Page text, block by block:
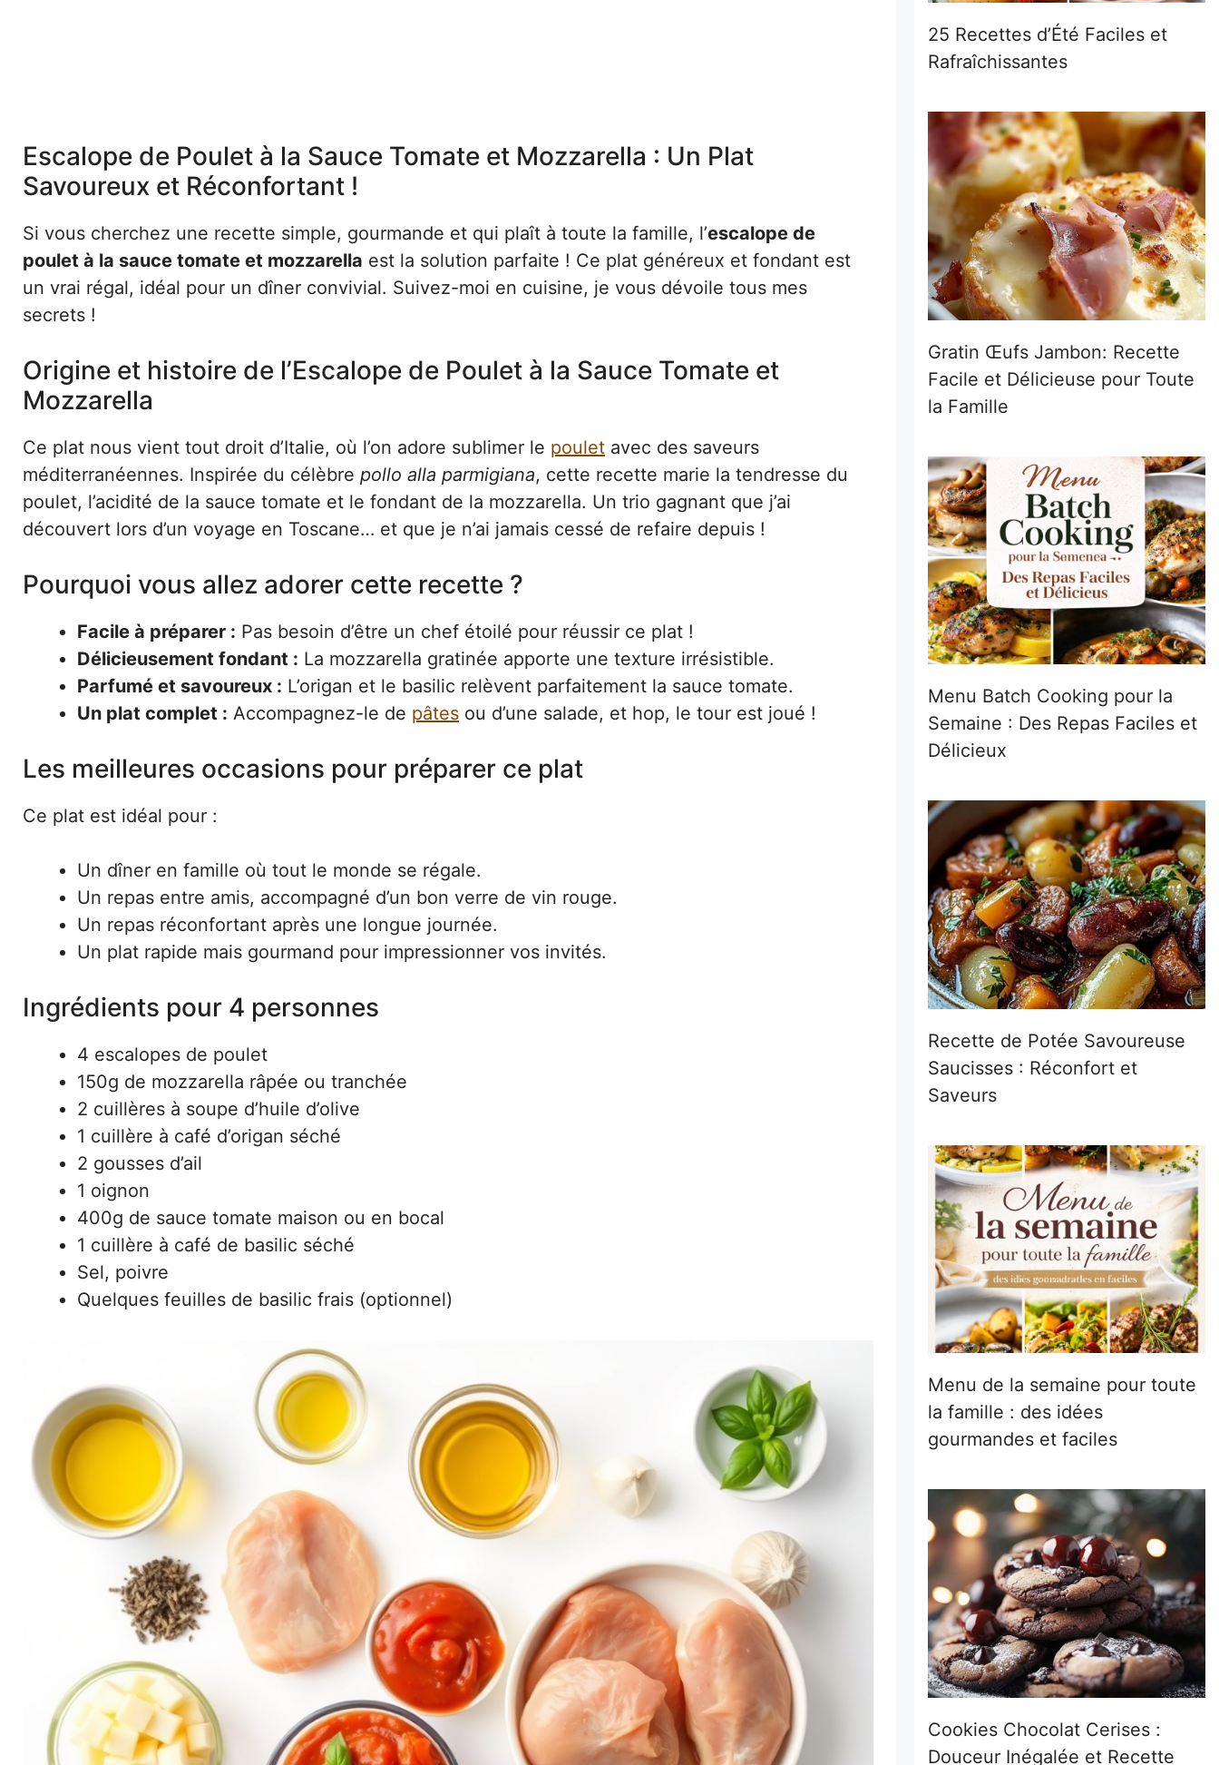
Escalope de Poulet à la Sauce Tomate et Mozzarella : Un Plat
Savoureux et Réconfortant !
Si vous cherchez une recette simple, gourmande et qui plaît à toute la famille, l’escalope de
poulet à la sauce tomate et mozzarella est la solution parfaite ! Ce plat généreux et fondant est
un vrai régal, idéal pour un dîner convivial. Suivez-moi en cuisine, je vous dévoile tous mes
secrets !
Origine et histoire de l’Escalope de Poulet à la Sauce Tomate et
Mozzarella
Ce plat nous vient tout droit d’Italie, où l’on adore sublimer le poulet avec des saveurs
méditerranéennes. Inspirée du célèbre pollo alla parmigiana, cette recette marie la tendresse du
poulet, l’acidité de la sauce tomate et le fondant de la mozzarella. Un trio gagnant que j’ai
découvert lors d’un voyage en Toscane… et que je n’ai jamais cessé de refaire depuis !
Pourquoi vous allez adorer cette recette ?
Facile à préparer : Pas besoin d’être un chef étoilé pour réussir ce plat !
Délicieusement fondant : La mozzarella gratinée apporte une texture irrésistible.
Parfumé et savoureux : L’origan et le basilic relèvent parfaitement la sauce tomate.
Un plat complet : Accompagnez-le de pâtes ou d’une salade, et hop, le tour est joué !
Les meilleures occasions pour préparer ce plat
Ce plat est idéal pour :
Un dîner en famille où tout le monde se régale.
Un repas entre amis, accompagné d’un bon verre de vin rouge.
Un repas réconfortant après une longue journée.
Un plat rapide mais gourmand pour impressionner vos invités.
Ingrédients pour 4 personnes
4 escalopes de poulet
150g de mozzarella râpée ou tranchée
2 cuillères à soupe d’huile d’olive
1 cuillère à café d’origan séché
2 gousses d’ail
1 oignon
400g de sauce tomate maison ou en bocal
1 cuillère à café de basilic séché
Sel, poivre
Quelques feuilles de basilic frais (optionnel)
25 Recettes d’Été Faciles et
Rafraîchissantes
Gratin Œufs Jambon: Recette
Facile et Délicieuse pour Toute
la Famille
Menu Batch Cooking pour la
Semaine : Des Repas Faciles et
Délicieux
Recette de Potée Savoureuse
Saucisses : Réconfort et
Saveurs
Menu de la semaine pour toute
la famille : des idées
gourmandes et faciles
Cookies Chocolat Cerises :
Douceur Inégalée et Recette